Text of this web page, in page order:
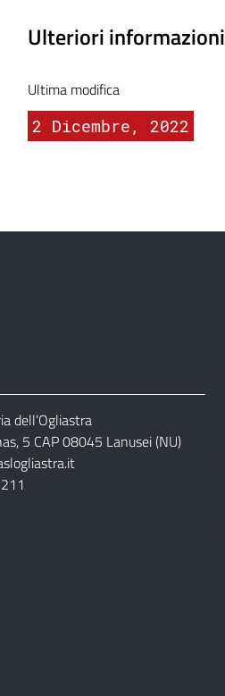
Ulteriori informazioni
Ultima modifica
2 Dicembre, 2022
dell’Ogliastra
5 CAP 08045 Lanusei (NU)